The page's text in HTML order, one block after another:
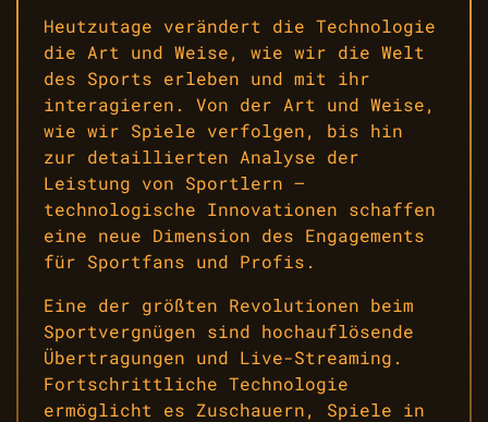
Heutzutage verändert die Technologie
die Art und Weise, wie wir die Welt
des Sports erleben und mit ihr
interagieren. Von der Art und Weise,
wie wir Spiele verfolgen, bis hin
zur detaillierten Analyse der
Leistung von Sportlern –
technologische Innovationen schaffen
eine neue Dimension des Engagements
für Sportfans und Profis.
Eine der größten Revolutionen beim
Sportvergnügen sind hochauflösende
Übertragungen und Live-Streaming.
Fortschrittliche Technologie
ermöglicht es Zuschauern, Spiele in